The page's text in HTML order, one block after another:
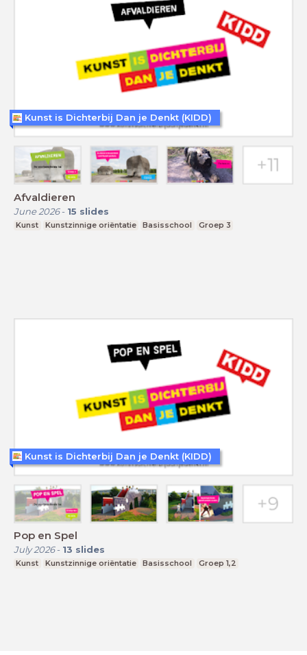
Afvaldieren
June 2026- 15 slides
Kunst Kunstzinnige oriëntatie Basisschool Groep 3
Kunst is Dichterbij Dan je Denkt (KIDD)
Pop en Spel
July 2026- 13 slides
Kunst Kunstzinnige oriëntatie Basisschool Groep 1,2
Kunst is Dichterbij Dan je Denkt (KIDD)